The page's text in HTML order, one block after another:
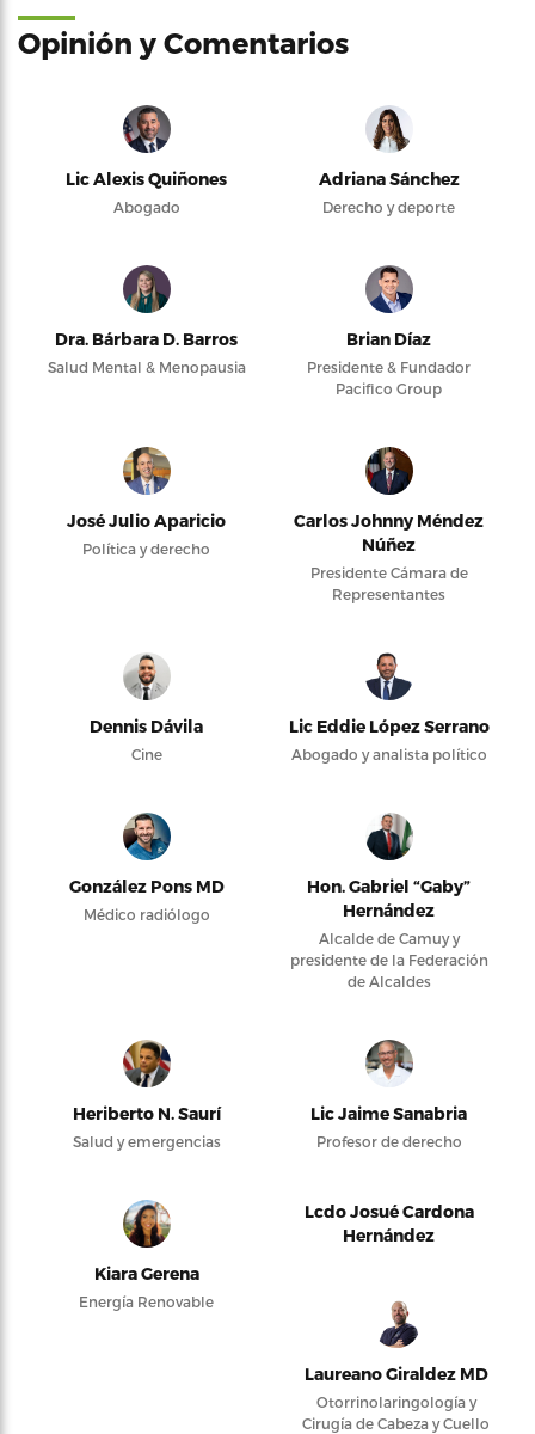
Opinión y Comentarios
Lic Alexis Quiñones
Abogado
Adriana Sánchez
Derecho y deporte
Dra. Bárbara D. Barros
Salud Mental & Menopausia
Brian Díaz
Presidente & Fundador
Pacifico Group
José Julio Aparicio
Política y derecho
Carlos Johnny Méndez
Núñez
Presidente Cámara de
Representantes
Dennis Dávila
Cine
Lic Eddie López Serrano
Abogado y analista político
González Pons MD
Médico radiólogo
Hon. Gabriel “Gaby”
Hernández
Alcalde de Camuy y
presidente de la Federación
de Alcaldes
Heriberto N. Saurí
Salud y emergencias
Lic Jaime Sanabria
Profesor de derecho
Kiara Gerena
Energía Renovable
Lcdo Josué Cardona
Hernández
Laureano Giraldez MD
Otorrinolaringología y
Cirugía de Cabeza y Cuello